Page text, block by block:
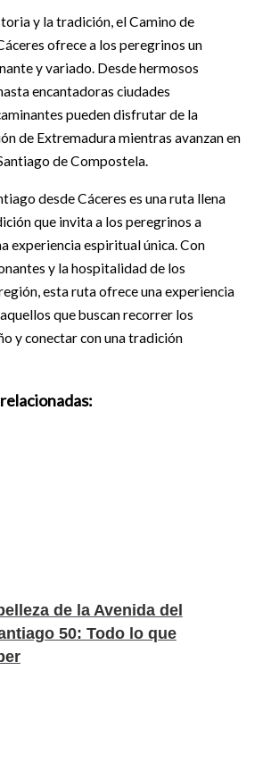
y la tradición, el Camino de
ofrece a los peregrinos un
y variado. Desde hermosos
encantadoras ciudades
pueden disfrutar de la
de Extremadura mientras avanzan en
de Compostela.
desde Cáceres es una ruta llena
que invita a los peregrinos a
experiencia espiritual única. Con
y la hospitalidad de los
esta ruta ofrece una experiencia
que buscan recorrer los
y conectar con una tradición
de la Avenida del
50: Todo lo que